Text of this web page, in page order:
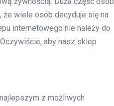
wiele osób decyduje się na
internetowego nie należy do
aby nasz sklep
z możliwych